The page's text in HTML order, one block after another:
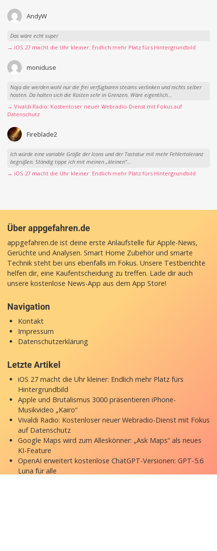
AndyW
Das wäre echt super
→ iOS 27 macht die Uhr kleiner: Endlich mehr Platz fürs Hintergrundbild
moniduse
Naja die werden wohl nur die frei verfügbaren steams verlinken und nichts selber
hosten. Da halten sich die Kosten sehr in Grenzen. Wäre eigentlich...
→ Vivaldi Radio: Kostenloser neuer Webradio-Dienst mit Fokus auf
Datenschutz
Fireblade2
Ich würde eine variable Größe der Icons und der Tastatur mit mehr Fehlertoleranz
begrüßen. Ständig tippe ich mit meinen „kleinen“...
→ iOS 27 macht die Uhr kleiner: Endlich mehr Platz fürs Hintergrundbild
Über appgefahren.de
appgefahren.de ist deine erste Anlaufstelle für Apple-News,
Gerüchte und Analysen. Smart Home Zubehör und smarte
Technik steht bei uns ebenfalls im Fokus. Unsere Testberichte
helfen dir, eine Kaufentscheidung zu treffen. Lade dir auch
unsere kostenlose News-App aus dem App Store!
Navigation
Kontakt
Impressum
Datenschutzerklärung
Letzte Artikel
iOS 27 macht die Uhr kleiner: Endlich mehr Platz fürs
Hintergrundbild
Apple und Brutalismus 3000 präsentieren iPhone-
Musikvideo „Kairo“
Vivaldi Radio: Kostenloser neuer Webradio-Dienst mit Fokus
auf Datenschutz
Google Maps wird zum Alleskönner: „Ask Maps“ als neues
KI-Feature
OpenAI erweitert kostenlose ChatGPT-Versionen: GPT-5.6
Luna für alle